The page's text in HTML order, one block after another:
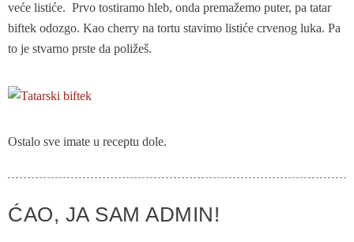
veće listiće. Prvo tostiramo hleb, onda premažemo puter, pa tatar
biftek odozgo. Kao cherry na tortu stavimo listiće crvenog luka. Pa
to je stvarno prste da poližeš.
Ostalo sve imate u receptu dole.
ĆAO, JA SAM ADMIN!